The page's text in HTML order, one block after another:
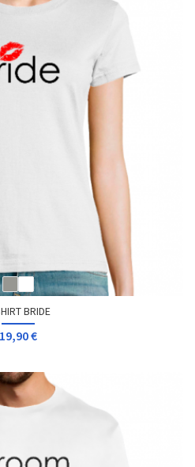
BRIDE
19,90 €